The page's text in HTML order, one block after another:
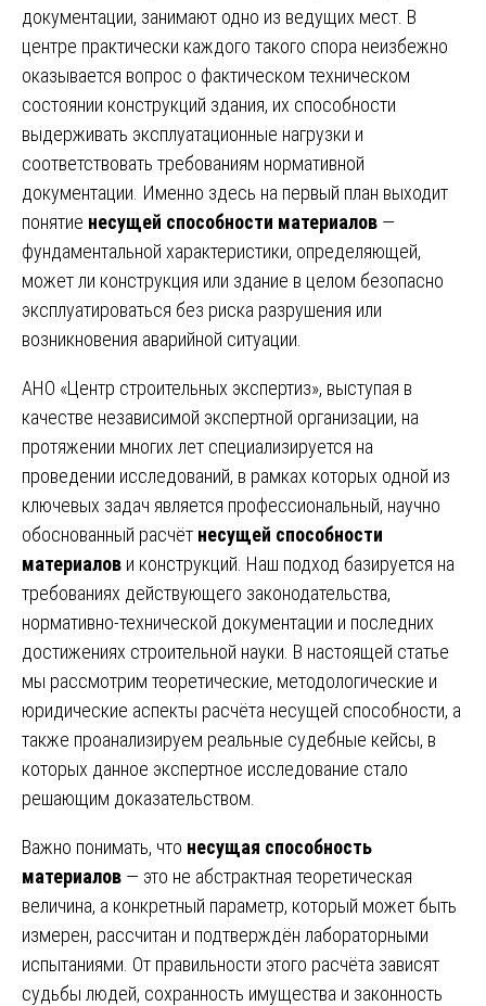
документации, занимают одно из ведущих мест. В
центре практически каждого такого спора неизбежно
оказывается вопрос о фактическом техническом
состоянии конструкций здания, их способности
выдерживать эксплуатационные нагрузки и
соответствовать требованиям нормативной
документации. Именно здесь на первый план выходит
понятие несущей способности материалов —
фундаментальной характеристики, определяющей,
может ли конструкция или здание в целом безопасно
эксплуатироваться без риска разрушения или
возникновения аварийной ситуации.
АНО «Центр строительных экспертиз», выступая в
качестве независимой экспертной организации, на
протяжении многих лет специализируется на
проведении исследований, в рамках которых одной из
ключевых задач является профессиональный, научно
обоснованный расчёт несущей способности
материалов и конструкций. Наш подход базируется на
требованиях действующего законодательства,
нормативно-технической документации и последних
достижениях строительной науки. В настоящей статье
мы рассмотрим теоретические, методологические и
юридические аспекты расчёта несущей способности, а
также проанализируем реальные судебные кейсы, в
которых данное экспертное исследование стало
решающим доказательством.
Важно понимать, что несущая способность
материалов — это не абстрактная теоретическая
величина, а конкретный параметр, который может быть
измерен, рассчитан и подтверждён лабораторными
испытаниями. От правильности этого расчёта зависят
судьбы людей, сохранность имущества и законность